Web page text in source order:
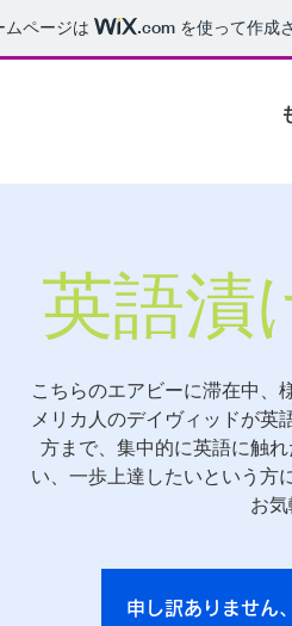
ムページは .com を使って作成
英語漬
こちらのエアビーに滞在中、
メリカ人のデイヴィッドが英
方まで、集中的に英語に触
い、一歩上達したいという方
お気
申し訳ありません